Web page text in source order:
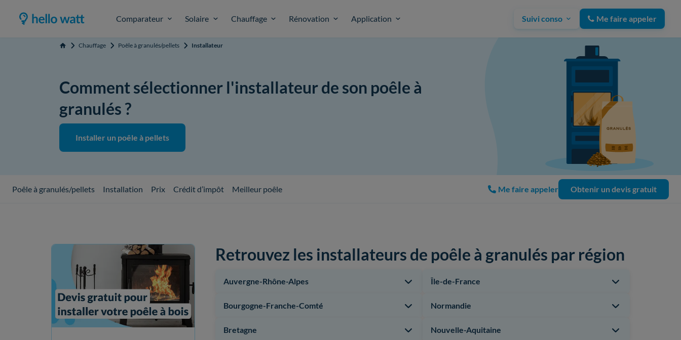
Comparateur Solaire Chauffage Rénovation Application Suivi conso Me faire appeler
Accueil Chauffage Poêle à granulés/pellets Installateur
Comment sélectionner l'installateur de son poêle à
granulés ?
Installer un poêle à pellets
Poêle à granulés/pellets Installation Prix Crédit d’impôt Meilleur poêle Me faire appeler Obtenir un devis gratuit
Retrouvez les installateurs de poêle à granulés par région
Auvergne-Rhône-Alpes
Bourgogne-Franche-Comté
Bretagne
Île-de-France
Normandie
Nouvelle-Aquitaine